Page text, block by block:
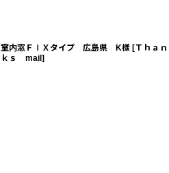
室内窓ＦＩＸタイプ 広島県 K様 [Ｔｈａｎ
ｋｓ mail ]